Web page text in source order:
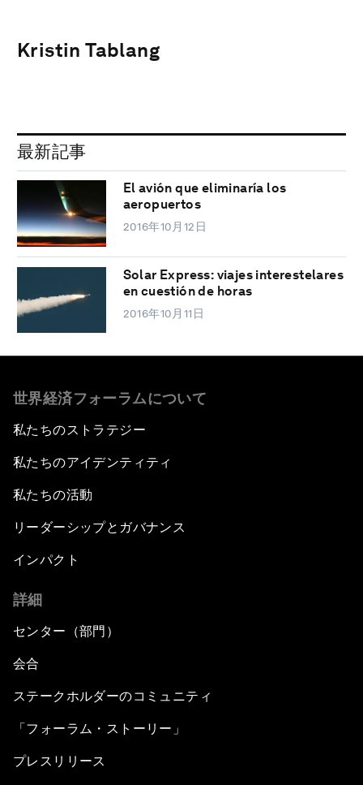
Kristin Tablang
最新記事
El avión que eliminaría los
aeropuertos
2016年10月12日
Solar Express: viajes interestelares
en cuestión de horas
2016年10月11日
世界経済フォーラムについて
私たちのストラテジー
私たちのアイデンティティ
私たちの活動
リーダーシップとガバナンス
インパクト
詳細
センター（部門）
会合
ステークホルダーのコミュニティ
「フォーラム・ストーリー」
プレスリリース